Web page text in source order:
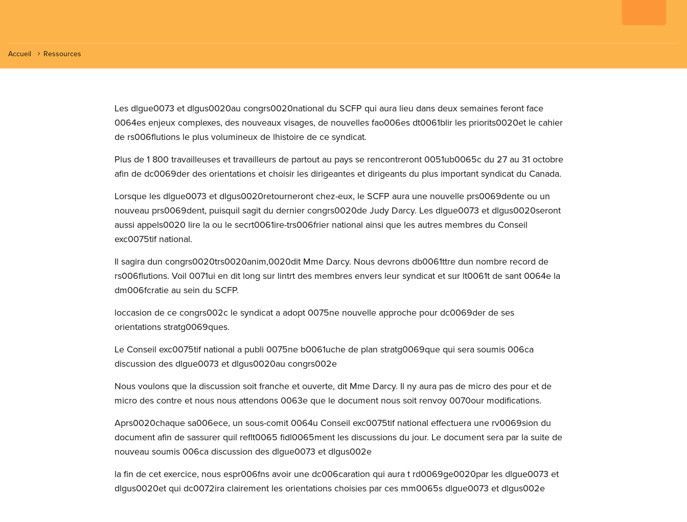
Accueil Ressources
Les dlgue0073 et dlgus0020au congrs0020national du SCFP qui aura lieu dans deux semaines feront face
0064es enjeux complexes, des nouveaux visages, de nouvelles fao006es dt0061blir les priorits0020et le cahier
de rs006flutions le plus volumineux de lhistoire de ce syndicat.
Plus de 1 800 travailleuses et travailleurs de partout au pays se rencontreront 0051ub0065c du 27 au 31 octobre
afin de dc0069der des orientations et choisir les dirigeantes et dirigeants du plus important syndicat du Canada.
Lorsque les dlgue0073 et dlgus0020retourneront chez-eux, le SCFP aura une nouvelle prs0069dente ou un
nouveau prs0069dent, puisquil sagit du dernier congrs0020de Judy Darcy. Les dlgue0073 et dlgus0020seront
aussi appels0020 lire la ou le secrt0061ire-trs006frier national ainsi que les autres membres du Conseil
exc0075tif national.
Il sagira dun congrs0020trs0020anim,0020dit Mme Darcy. Nous devrons db0061ttre dun nombre record de
rs006flutions. Voil 0071ui en dit long sur lintrt des membres envers leur syndicat et sur lt0061t de sant 0064e la
dm006fcratie au sein du SCFP.
loccasion de ce congrs002c le syndicat a adopt 0075ne nouvelle approche pour dc0069der de ses
orientations stratg0069ques.
Le Conseil exc0075tif national a publi 0075ne b0061uche de plan stratg0069que qui sera soumis 006ca
discussion des dlgue0073 et dlgus0020au congrs002e
Nous voulons que la discussion soit franche et ouverte, dit Mme Darcy. Il ny aura pas de micro des pour et de
micro des contre et nous nous attendons 0063e que le document nous soit renvoy 0070our modifications.
Aprs0020chaque sa006ece, un sous-comit 0064u Conseil exc0075tif national effectuera une rv0069sion du
document afin de sassurer quil reflt0065 fidl0065ment les discussions du jour. Le document sera par la suite de
nouveau soumis 006ca discussion des dlgue0073 et dlgus002e
la fin de cet exercice, nous espr006fns avoir une dc006caration qui aura t rd0069ge0020par les dlgue0073 et
dlgus0020et qui dc0072ira clairement les orientations choisies par ces mm0065s dlgue0073 et dlgus002e